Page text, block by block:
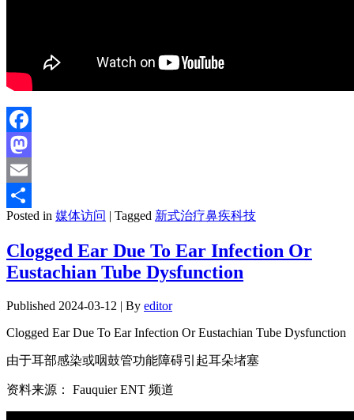
Facebook
Mastodon
Email
分
享
Posted in 媒体访问 | Tagged 新式治疗鼻疾科技
Clogged Ear Due To Ear Infection Or
Eustachian Tube Dysfunction
Published 2024-03-12 | By editor
Clogged Ear Due To Ear Infection Or Eustachian Tube Dysfunction
由于耳部感染或咽鼓管功能障碍引起耳朵堵塞
资料来源： Fauquier ENT 频道